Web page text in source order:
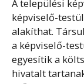
A települési
képviselő-
alakíthat.
a képviselő-
egyesítik a
hivatalt